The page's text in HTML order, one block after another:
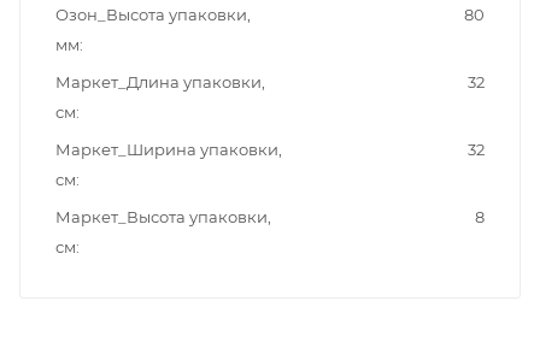
Озон_Высота упаковки,
мм
80
Маркет_Длина упаковки,
см
32
Маркет_Ширина упаковки,
см
32
Маркет_Высота упаковки,
см
8